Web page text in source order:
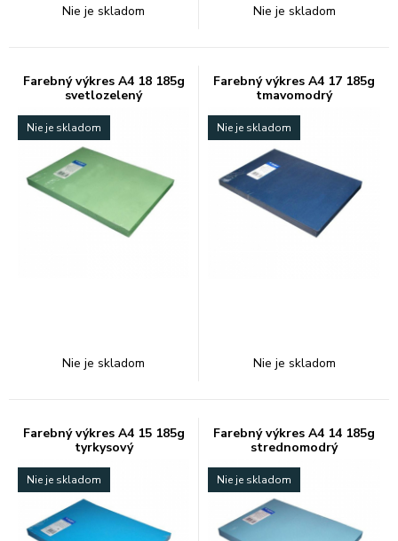
Nie je skladom Nie je skladom
Farebný výkres A4 18 185g
svetlozelený
Nie je skladom
Nie je skladom
Farebný výkres A4 17 185g
tmavomodrý
Nie je skladom
Nie je skladom
Farebný výkres A4 15 185g
tyrkysový
Nie je skladom
Farebný výkres A4 14 185g
strednomodrý
Nie je skladom